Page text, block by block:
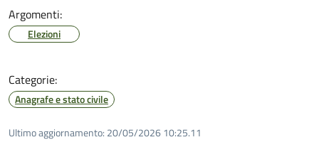
Argomenti:
Elezioni
Categorie:
Anagrafe e stato civile
Ultimo aggiornamento: 20/05/2026 10:25.11